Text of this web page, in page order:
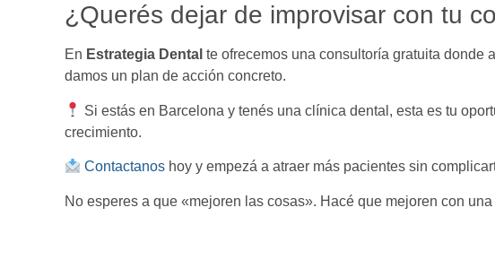
¿Querés dejar de improvisar con tu
En Estrategia Dental te ofrecemos una consultoría gratuita donde
damos un plan de acción concreto.
Si estás en Barcelona y tenés una clínica dental, esta es tu
crecimiento.
Contactanos hoy y empezá a atraer más pacientes sin
No esperes a que «mejoren las cosas». Hacé que mejoren con